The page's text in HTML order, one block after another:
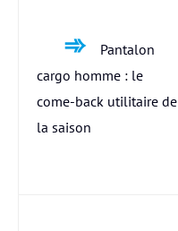
Pantalon
cargo homme : le
come-back utilitaire de
la saison